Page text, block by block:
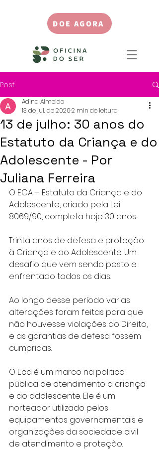
DOE AGORA
Post
13 de julho: 30 anos do
Estatuto da Criança e do
Adolescente - Por
Juliana Ferreira
Adina Almeida
13 de jul. de 20202 min de leitura
O ECA – Estatuto da Criança e do
Adolescente, criado pela Lei
8069/90, completa hoje 30 anos.
Trinta anos de defesa e proteção
à Criança e ao Adolescente. Um
desafio que vem sendo posto e
enfrentado todos os dias.
Ao longo desse período varias
alterações foram feitas para que
não houvesse violações do Direito,
e as garantias de defesa fossem
cumpridas.
O Eca é um marco na politica
pública de atendimento a criança
e ao adolescente. Ele é um
norteador utilizado pelos
equipamentos governamentais e
organizações da sociedade civil
de atendimento e proteção.